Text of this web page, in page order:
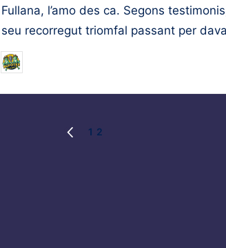
Fullana, l’amo des ca. Segons
seu recorregut triomfal passant per
Posted
by
PREVIOUS
1 2